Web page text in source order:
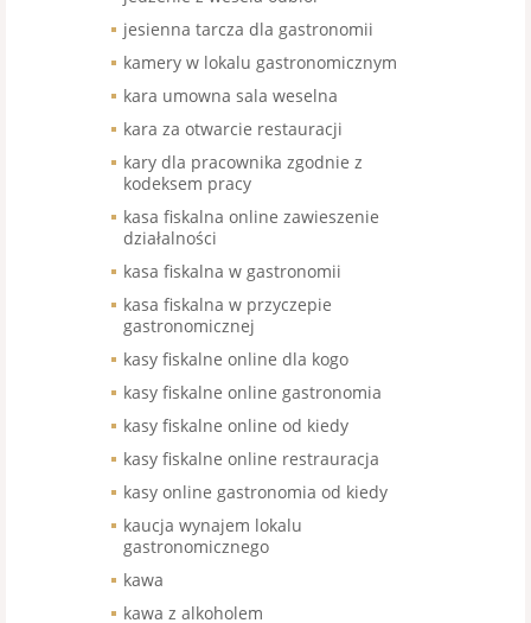
jesienna tarcza dla gastronomii
kamery w lokalu gastronomicznym
kara umowna sala weselna
kara za otwarcie restauracji
kary dla pracownika zgodnie z
kodeksem pracy
kasa fiskalna online zawieszenie
działalności
kasa fiskalna w gastronomii
kasa fiskalna w przyczepie
gastronomicznej
kasy fiskalne online dla kogo
kasy fiskalne online gastronomia
kasy fiskalne online od kiedy
kasy fiskalne online restrauracja
kasy online gastronomia od kiedy
kaucja wynajem lokalu
gastronomicznego
kawa
kawa z alkoholem